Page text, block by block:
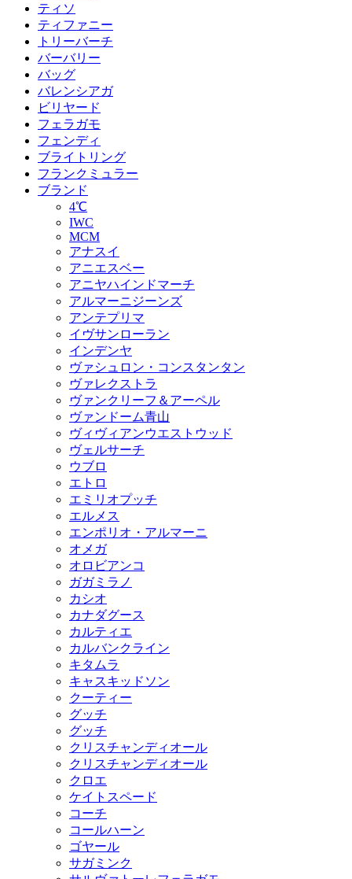
ティソ
ティファニー
トリーバーチ
バーバリー
バッグ
バレンシアガ
ビリヤード
フェラガモ
フェンディ
ブライトリング
フランクミュラー
ブランド
4℃
IWC
MCM
アナスイ
アニエスベー
アニヤハインドマーチ
アルマーニジーンズ
アンテプリマ
イヴサンローラン
インデンヤ
ヴァシュロン・コンスタンタン
ヴァレクストラ
ヴァンクリーフ＆アーペル
ヴァンドーム青山
ヴィヴィアンウエストウッド
ヴェルサーチ
ウブロ
エトロ
エミリオプッチ
エルメス
エンポリオ・アルマーニ
オメガ
オロビアンコ
ガガミラノ
カシオ
カナダグース
カルティエ
カルバンクライン
キタムラ
キャスキッドソン
クーティー
グッチ
グッチ
クリスチャンディオール
クリスチャンディオール
クロエ
ケイトスペード
コーチ
コールハーン
ゴヤール
サガミンク